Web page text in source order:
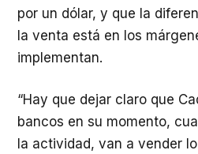
por un dólar, y que la
la venta está en los
implementan.
“Hay que dejar claro que
bancos en su momento,
la actividad, van a vender